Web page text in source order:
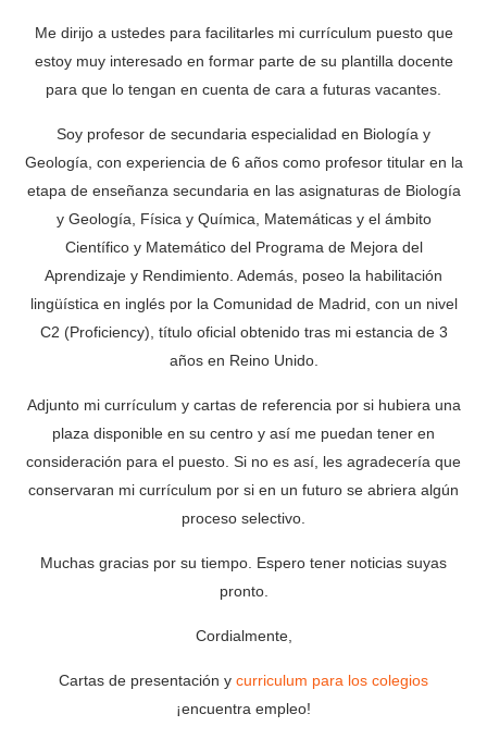
Me dirijo a ustedes para facilitarles mi currículum puesto que
estoy muy interesado en formar parte de su plantilla docente
para que lo tengan en cuenta de cara a futuras vacantes.
Soy profesor de secundaria especialidad en Biología y
Geología, con experiencia de 6 años como profesor titular en la
etapa de enseñanza secundaria en las asignaturas de Biología
y Geología, Física y Química, Matemáticas y el ámbito
Científico y Matemático del Programa de Mejora del
Aprendizaje y Rendimiento. Además, poseo la habilitación
lingüística en inglés por la Comunidad de Madrid, con un nivel
C2 (Proficiency), título oficial obtenido tras mi estancia de 3
años en Reino Unido.
Adjunto mi currículum y cartas de referencia por si hubiera una
plaza disponible en su centro y así me puedan tener en
consideración para el puesto. Si no es así, les agradecería que
conservaran mi currículum por si en un futuro se abriera algún
proceso selectivo.
Muchas gracias por su tiempo. Espero tener noticias suyas
pronto.
Cordialmente,
Cartas de presentación y curriculum para los colegios
¡encuentra empleo!